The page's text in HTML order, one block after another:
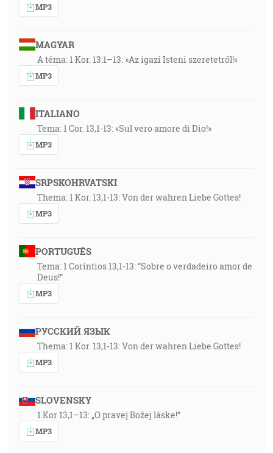
MP3
MAGYAR
A téma: 1 Kor. 13:1–13: »Az igazi Isteni szeretetről!«
MP3
ITALIANO
Tema: 1 Cor. 13,1-13: «Sul vero amore di Dio!»
MP3
SRPSKOHRVATSKI
Thema: 1 Kor. 13,1-13: Von der wahren Liebe Gottes!
MP3
PORTUGUÊS
Tema: 1 Coríntios 13,1-13: “Sobre o verdadeiro amor de
Deus!”
MP3
РУССКИЙ ЯЗЫК
Thema: 1 Kor. 13,1-13: Von der wahren Liebe Gottes!
MP3
SLOVENSKY
1 Kor 13,1–13: „O pravej Božej láske!“
MP3